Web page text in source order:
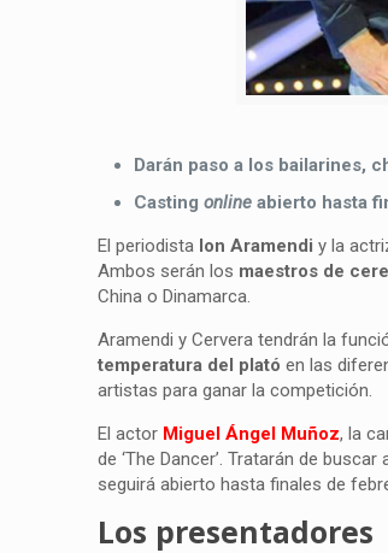
Darán paso a los bailarines,
Castingonline abierto hasta
El periodista Ion Aramendi y la
Ambos serán los maestros de
China o Dinamarca.
Aramendi y Cervera tendrán la
temperatura del platóen las
artistas para ganar la competición.
El actor Miguel Ángel Muñoz, la
de ‘The Dancer’. Tratarán de
seguirá abierto hasta finales de
Los presentadores